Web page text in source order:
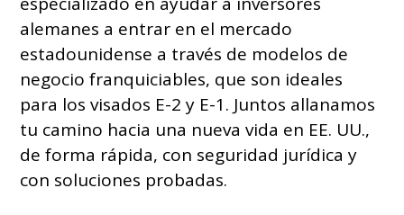
alemanes a entrar en el mercado
estadounidense a través de modelos de
negocio franquiciables, que son ideales
para los visados E-2 y E-1. Juntos allanamos
tu camino hacia una nueva vida en EE. UU.,
de forma rápida, con seguridad jurídica y
con soluciones probadas.